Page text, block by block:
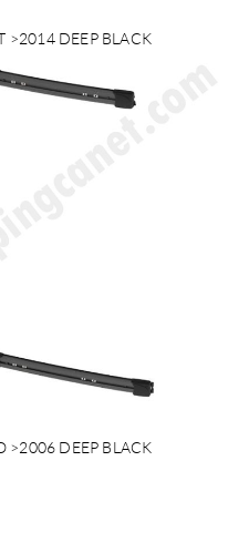
>2014 DEEP BLACK
>2006 DEEP BLACK